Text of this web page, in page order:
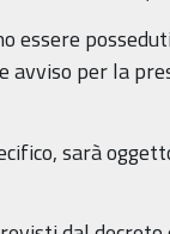
essere
per la
sarà